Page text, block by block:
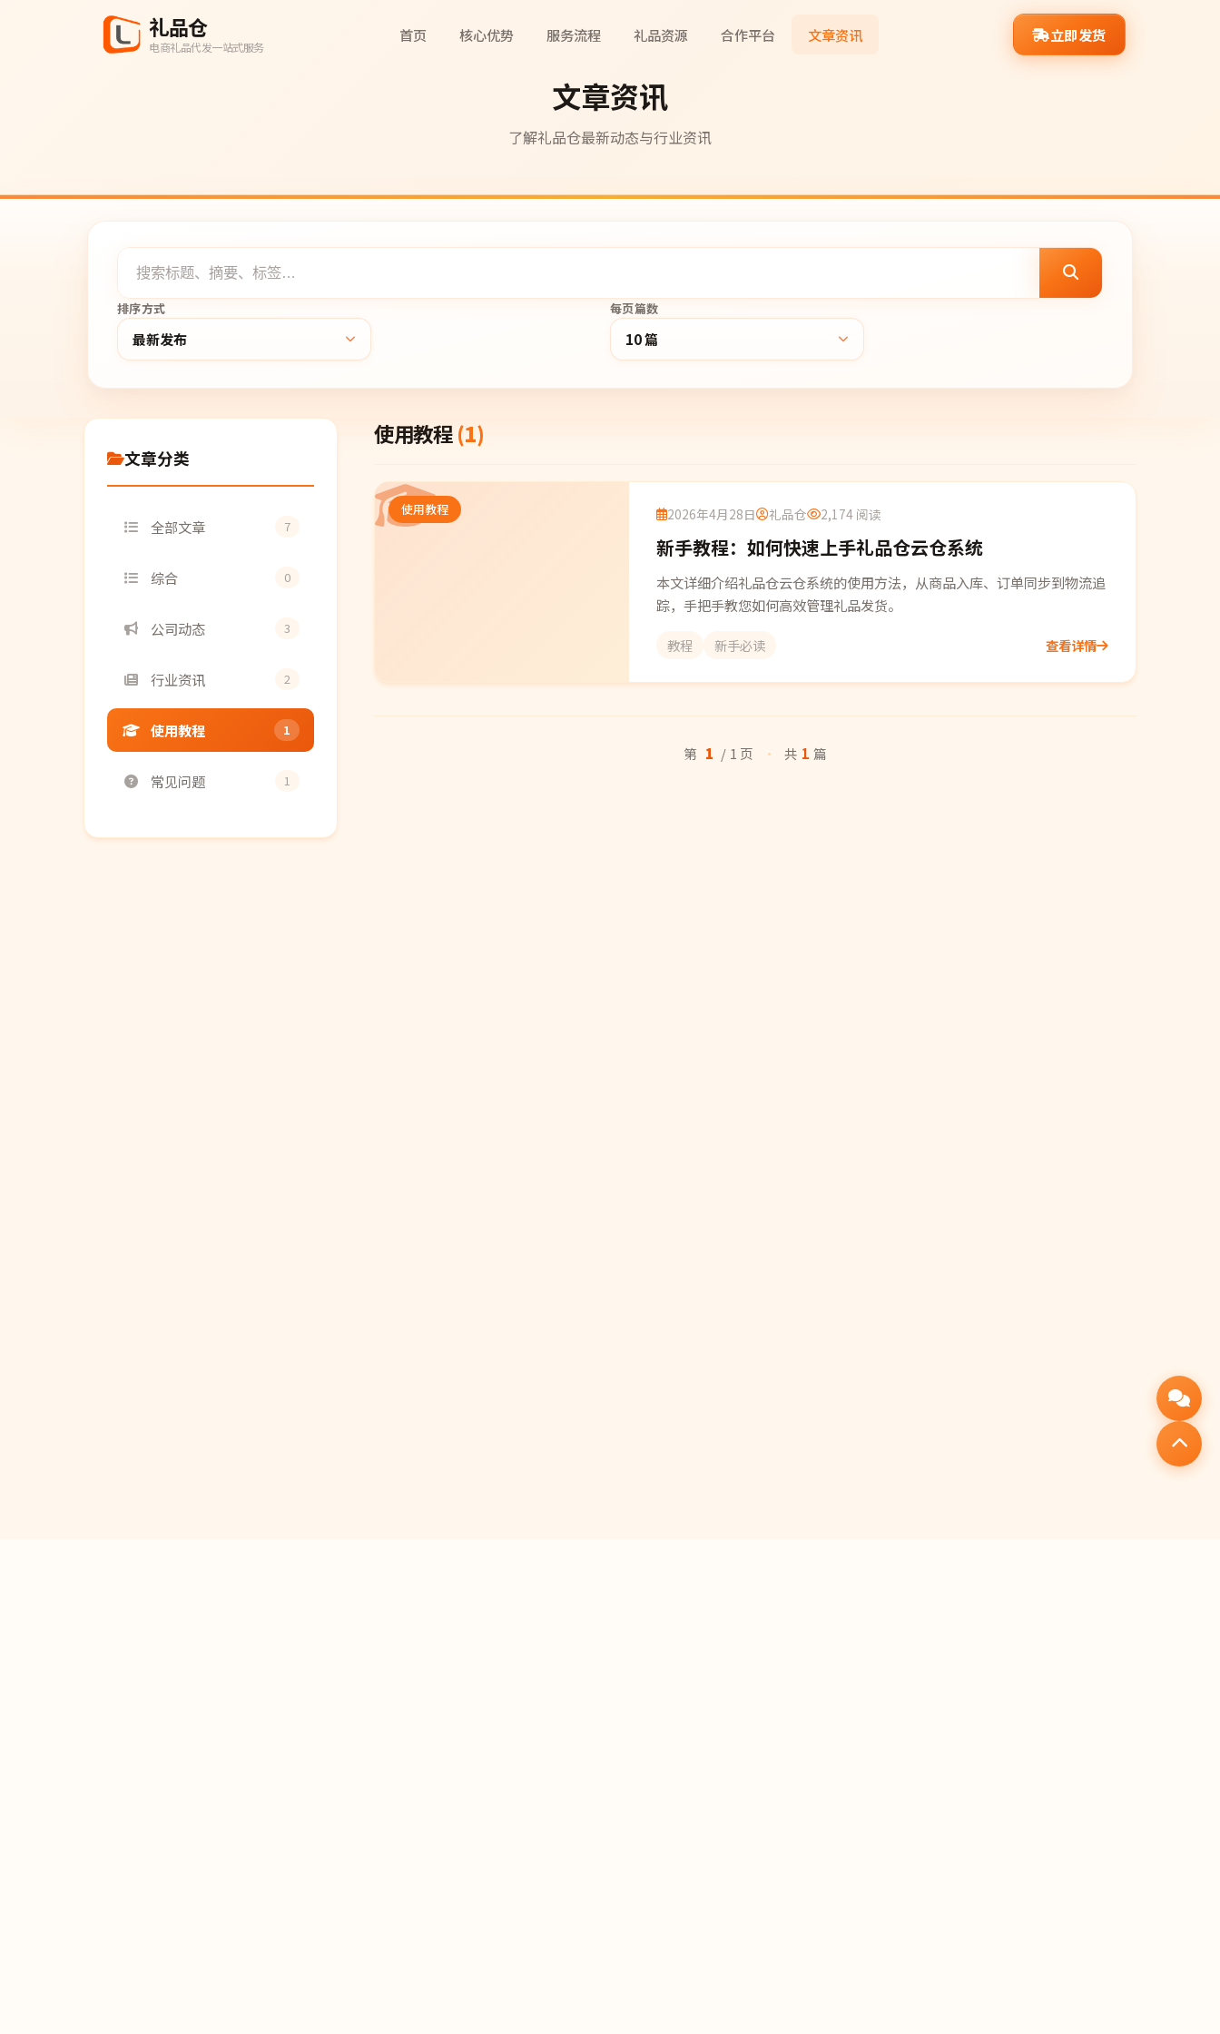
礼品仓
电商礼品代发一站式服务
首页 核心优势 服务流程 礼品资源 合作平台 文章资讯 立即发货
文章资讯
了解礼品仓最新动态与行业资讯
排序方式
最新发布
每页篇数
10 篇
文章分类
全部文章 7
综合 0
公司动态 3
行业资讯 2
使用教程 1
常见问题 1
使用教程(1)
使用教程 2026年4月28日 礼品仓 2,174 阅读
新手教程：如何快速上手礼品仓云仓系统
本文详细介绍礼品仓云仓系统的使用方法，从商品入库、订单同步到物流追
踪，手把手教您如何高效管理礼品发货。
教程 新手必读 查看详情
第 1 / 1 页 · 共 1 篇